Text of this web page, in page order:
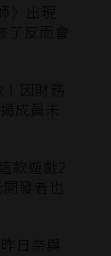
》出現
了反而會
因財務
成員未
款遊戲2
發者也
日奈與